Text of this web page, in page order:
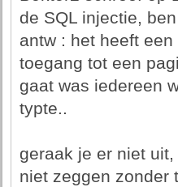
de SQL injectie,
antw : het heeft
toegang tot een
gaat was iedereen
typte..
geraak je er niet
niet zeggen zonder